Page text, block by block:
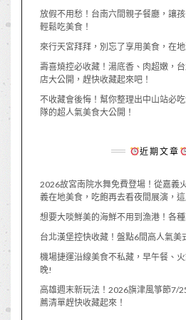
放假不用愁！台南六間親子餐廳，讓
輕鬆吃美食！
來行天宮拜拜，別忘了享用美食，在
壽喜燒控必收藏！湯底香、肉超嫩，
店大公開，趕快收藏起來吧！
不收藏會後悔！幫你整理出中山站必
隊的超人氣美食大公開！
近期文章
2026故宮南院水舞免費登場！從嘉義
義在地美食，吃飽再去看夜間展演，
想要大啖鮮美的海鮮不用到漁港！各
台北漢堡控快收藏！盤點6間高人氣美
機場捷運沿線美食不私藏，早午餐、
晚!
高雄週末新玩法！2026旗津風箏節7/
薦清單趕快收藏起來！